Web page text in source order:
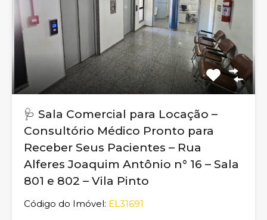
🩺 Sala Comercial para Locação –
Consultório Médico Pronto para
Receber Seus Pacientes – Rua
Alferes Joaquim Antônio n° 16 – Sala
801 e 802 – Vila Pinto
Código do Imóvel: EL31691